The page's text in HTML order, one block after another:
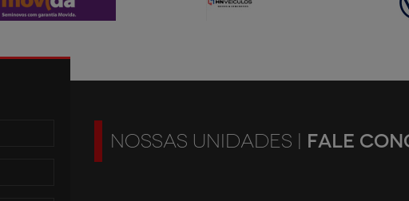
NOSSAS UNIDADES | FALE